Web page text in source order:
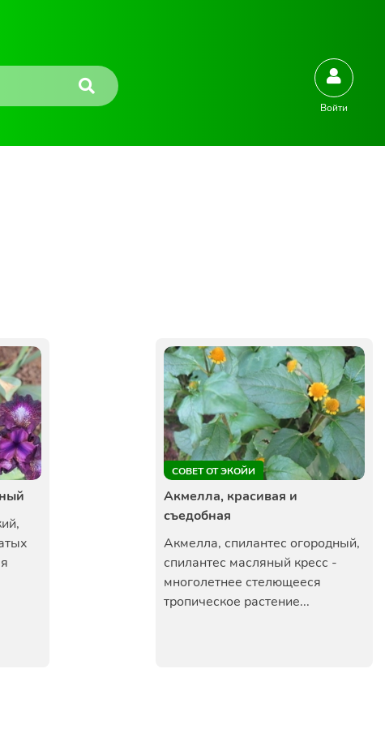
Войти
СОВЕТ ОТ ЭКОЙИ
Акмелла, красивая и
съедобная
Акмелла, спилантес огородный,
спилантес масляный кресс -
многолетнее стелющееся
тропическое растение...